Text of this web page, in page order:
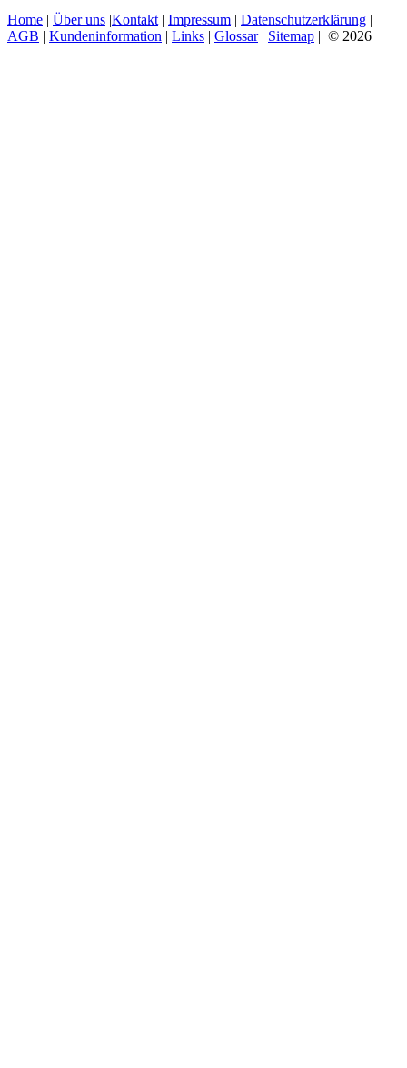
Home | Über uns |Kontakt | Impressum | Datenschutzerklärung |
AGB | Kundeninformation | Links | Glossar| Sitemap | © 2026